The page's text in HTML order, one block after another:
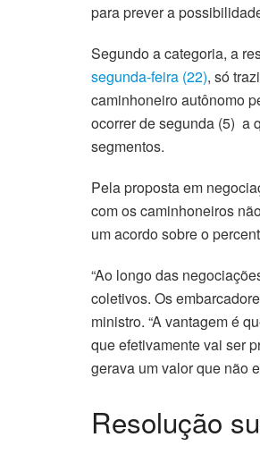
para prever a
Segundo a categoria, a
segunda-feira (22), só
caminhoneiro autônomo
ocorrer de segunda (5) a
segmentos.
Pela proposta em
com os caminhoneiros
um acordo sobre o
“Ao longo das
coletivos. Os
ministro. “A vantagem é
que efetivamente vai ser
gerava um valor que não
Resolução